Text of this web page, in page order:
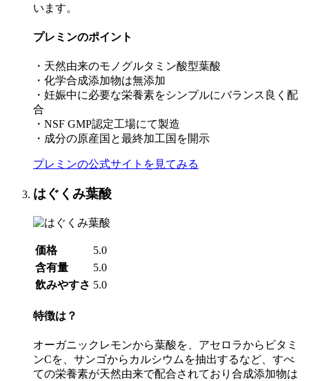
います。
プレミンのポイント
・天然由来のモノグルタミン酸型葉酸
・化学合成添加物は無添加
・妊娠中に必要な栄養素をシンプルにバランス良く配
合
・NSF GMP認定工場にて製造
・成分の原産国と最終加工国を開示
プレミンの公式サイトを見てみる
はぐくみ葉酸
価格
5.0
含有量
5.0
飲みやすさ 5.0
特徴は？
オーガニックレモンから葉酸を、アセロラからビタミ
ンCを、サンゴからカルシウムを抽出するなど、すべ
ての栄養素が天然由来で配合されており合成添加物は